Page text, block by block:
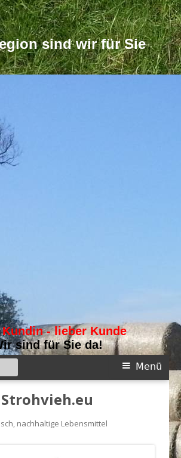
sind wir für Sie
Kundin - lieber Kunde
sind für Sie da!